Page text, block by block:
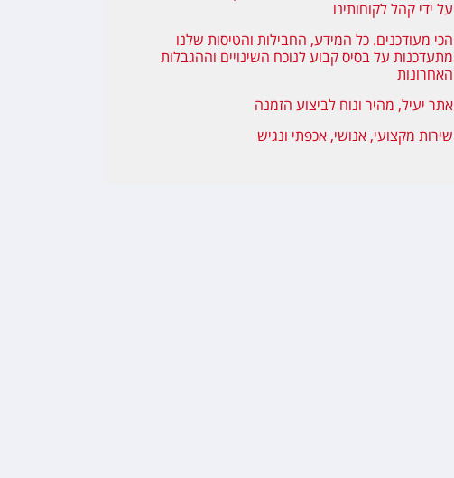
על ידי קהל לקוחותינו
הכי מעודכנים. כל המידע, החבילות והטיסות שלנו
מתעדכנות על בסיס קבוע לנוכח השינויים וההגבלות
האחרונות
אתר יעיל, מהיר ונוח לביצוע הזמנה
שירות מקצועי, אנושי, אכפתי ונגיש